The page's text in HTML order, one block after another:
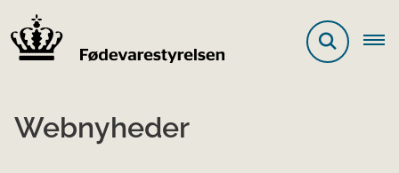
Webnyheder